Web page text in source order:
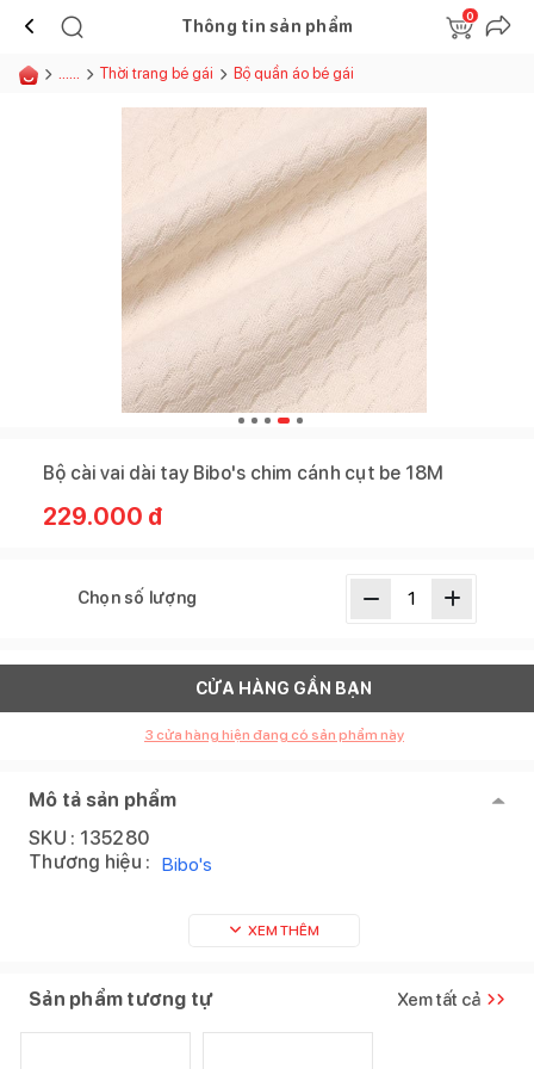
Thông tin sản phẩm
0
...... Thời trang bé gái Bộ quần áo bé gái
Bộ cài vai dài tay Bibo's chim cánh cụt be 18M
229.000 đ
Chọn số lượng
CỬA HÀNG GẦN BẠN
3 cửa hàng hiện đang có sản phẩm này
Mô tả sản phẩm
SKU : 135280
Thương hiệu : Bibo's
XEM THÊM
Sản phẩm tương tự Xem tất cả